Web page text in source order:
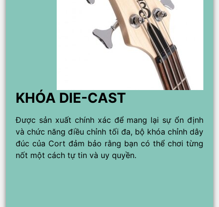
KHÓA DIE-CAST
Được sản xuất chính xác để mang lại sự ổn định
và chức năng điều chỉnh tối đa, bộ khóa chỉnh dây
đúc của Cort đảm bảo rằng bạn có thể chơi từng
nốt một cách tự tin và uy quyền.